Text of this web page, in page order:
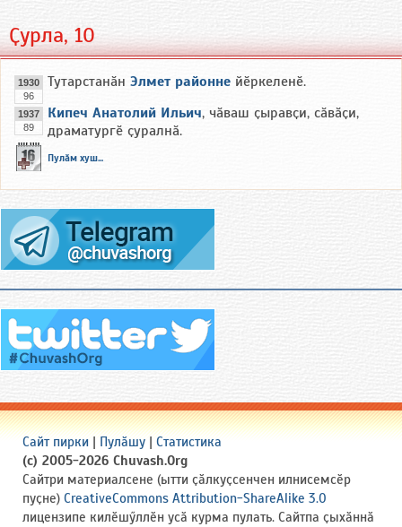
Ҫурла, 10
1930
96
Тутарстанӑн Элмет районне йӗркеленӗ.
1937
89
Кипеч Анатолий Ильич, чӑваш ҫыравҫи, сӑвӑҫи,
драматургӗ ҫуралнӑ.
Пулӑм хуш...
Сайт пирки | Пулӑшу | Статистика
(c) 2005-2026 Chuvash.Org
Сайтри материалсене (ытти ҫӑлкуҫсенчен илнисемсӗр
пуҫне) CreativeCommons Attribution-ShareAlike 3.0
лицензипе килӗшӳллӗн усӑ курма пулать. Сайтпа ҫыхӑннӑ